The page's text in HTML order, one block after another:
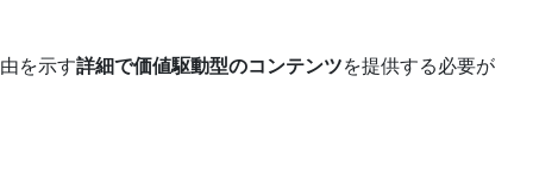
を示す詳細で価値駆動型のコンテンツを提供する必要が